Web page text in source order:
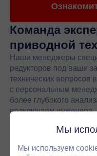
Команда
приводной
Наши менеджеры
редукторов под ваши
технических
с персональным
более глубокого
подключаем инженера.
Мы
Мы используем